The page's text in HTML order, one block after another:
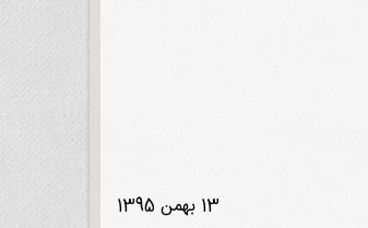
13 بهمن 1395